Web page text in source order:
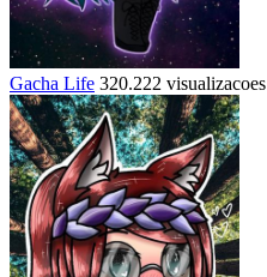
Gacha Life 320.222 visualizacoes